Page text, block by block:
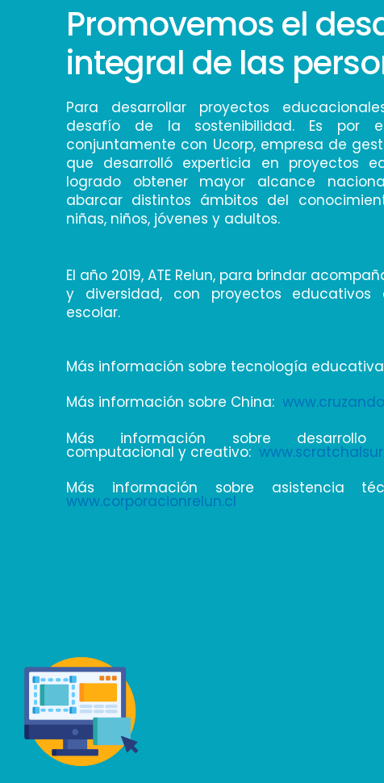
Promovemos el
integral de las
Para desarrollar proyectos
desafío de la sostenibilidad. Es por
conjuntamente con Ucorp, empresa de
que desarrolló experticia en proyectos
logrado obtener mayor alcance
abarcar distintos ámbitos del
niñas, niños, jóvenes y adultos.
El año 2019, ATE Relun, para brindar
y diversidad, con proyectos educativos
escolar.
Más información sobre tecnología
Más información sobre China:
Más información sobre desarrollo
computacional y creativo:
Más información sobre asistencia
www.corporacionrelun.cl